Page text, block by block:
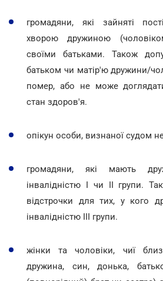
громадяни, які зайняті
хворою дружиною
своїми батьками. Також
батьком чи матір'ю дружини/
помер, або не може
стан здоров'я.
опікун особи, визнаної судом
громадяни, які мають
інвалідністю І чи ІІ групи.
відстрочки для тих, у кого
інвалідністю ІІІ групи.
жінки та чоловіки, чиї
дружина, син, донька,